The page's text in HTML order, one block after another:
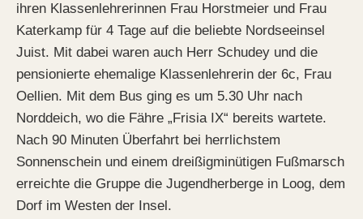
ihren Klassenlehrerinnen Frau Horstmeier und Frau
Katerkamp für 4 Tage auf die beliebte Nordseeinsel
Juist. Mit dabei waren auch Herr Schudey und die
pensionierte ehemalige Klassenlehrerin der 6c, Frau
Oellien. Mit dem Bus ging es um 5.30 Uhr nach
Norddeich, wo die Fähre „Frisia IX“ bereits wartete.
Nach 90 Minuten Überfahrt bei herrlichstem
Sonnenschein und einem dreißigminütigen Fußmarsch
erreichte die Gruppe die Jugendherberge in Loog, dem
Dorf im Westen der Insel.